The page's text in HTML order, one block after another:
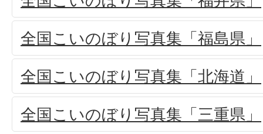
全国こいのぼり写真集「福島県」
全国こいのぼり写真集「北海道」
全国こいのぼり写真集「三重県」